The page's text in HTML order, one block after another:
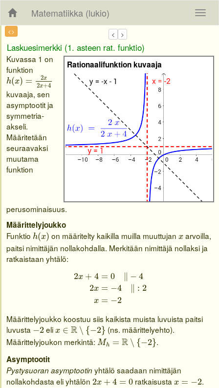
Matematiikka (lukio)
<>
Laskuesimerkki (1. asteen rat. funktio)
Rationaalifunktion kuvaaja
Kuvassa 1 on
funktion
h(x) = 2x
2x+4
h(x)=2x 2x+
kuvaaja, sen
asymptootit ja
symmetria-
akseli.
Määritetään
seuraavaksi
muutama
funktion
perusominaisuus.
Määrittelyjoukko
Funktio h(x)
h(x) on määritelty kaikilla muilla muuttujan x
x arvoilla,
paitsi nimittäjän nollakohdalla. Merkitään nimittäjä nollaksi ja
ratkaistaan yhtälö:
2x + 4 = 0 − 4
2x = −4 : 2
x = −2
2x+ 4 =0 −4 x= 4
Määrittelyjoukko koostuu siis kaikista muista luvuista paitsi
luvusta −2
−2 eli x ∈ R ∖ {−2}
x∈R∖ { −2
(ns. määrittelyehto).
Määrittelyjoukon merkintä: Mh = R ∖ {−2}
Mh =R ∖{ − 2}
.
Asymptootit
Pystysuoran asymptootin yhtälö saadaan nimittäjän
nollakohdasta eli yhtälön 2x + 4 = 0
2x+4= 0 ratkaisustax = −2
x=− 2
.